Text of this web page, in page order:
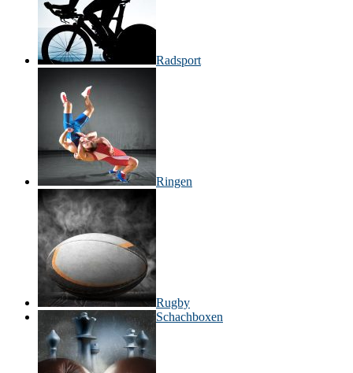
Radsport
Ringen
Rugby
Schachboxen